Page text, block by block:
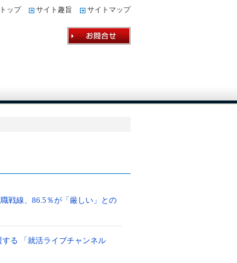
ップ サイト趣旨 サイトマップ
戦線、86.5％が「厳しい」との
る 「就活ライブチャンネル